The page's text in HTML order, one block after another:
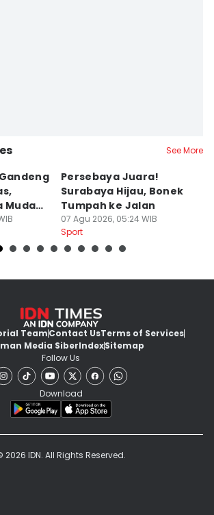
See More
Muda
Persebaya Juara!
Surabaya Hijau, Bonek
Tumpah ke Jalan
07 Agu 2026, 05:24 WIB
Sport
TeamContact UsTerms of Services
Media SiberIndexSitemap
Follow Us
Download
2026 IDN. All Rights Reserved.